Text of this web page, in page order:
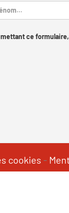
ce
cookies -